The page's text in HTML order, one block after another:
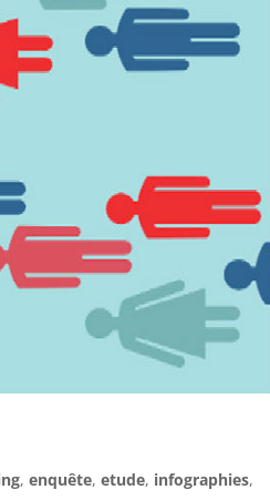
,enquête,etude, infographies,